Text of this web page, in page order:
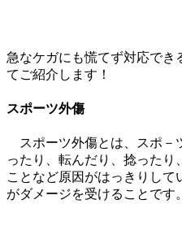
急なケガにも慌てず対応でき
てご紹介します！
スポーツ外傷
スポーツ外傷とは、スポ－
ったり、転んだり、捻ったり
ことなど原因がはっきりし
がダメージを受けることです。